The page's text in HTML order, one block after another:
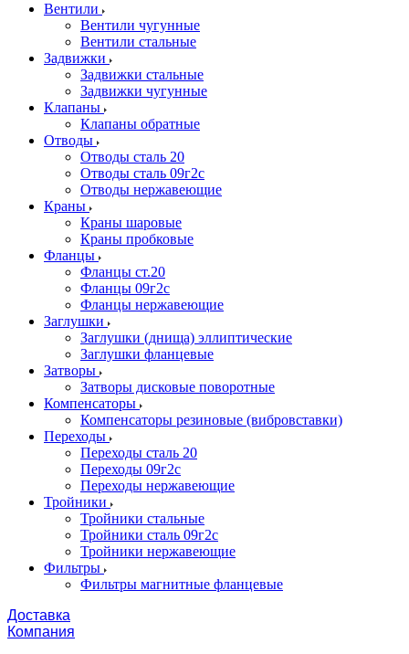
Вентили
Вентили чугунные
Вентили стальные
Задвижки
Задвижки стальные
Задвижки чугунные
Клапаны
Клапаны обратные
Отводы
Отводы сталь 20
Отводы сталь 09г2с
Отводы нержавеющие
Краны
Краны шаровые
Краны пробковые
Фланцы
Фланцы ст.20
Фланцы 09г2с
Фланцы нержавеющие
Заглушки
Заглушки (днища) эллиптические
Заглушки фланцевые
Затворы
Затворы дисковые поворотные
Компенсаторы
Компенсаторы резиновые (вибровставки)
Переходы
Переходы сталь 20
Переходы 09г2с
Переходы нержавеющие
Тройники
Тройники стальные
Тройники сталь 09г2с
Тройники нержавеющие
Фильтры
Фильтры магнитные фланцевые
Доставка
Компания